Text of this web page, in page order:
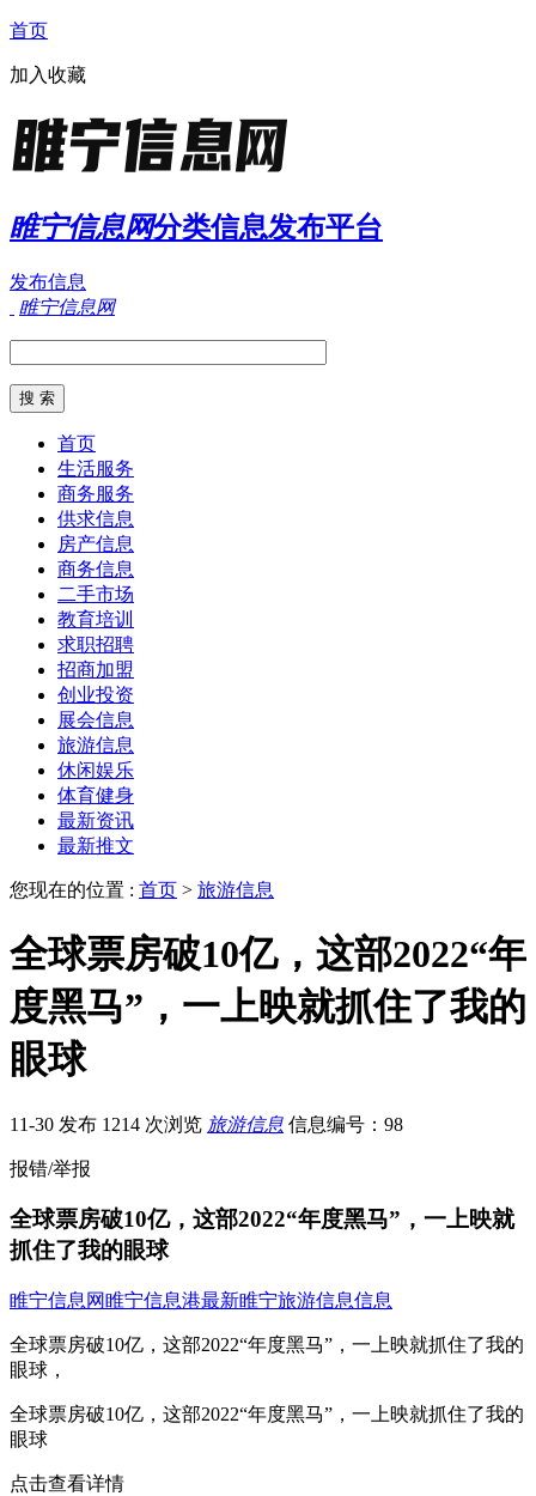
首页
加入收藏
睢宁信息网分类信息发布平台
发布信息
睢宁信息网
首页
生活服务
商务服务
供求信息
房产信息
商务信息
二手市场
教育培训
求职招聘
招商加盟
创业投资
展会信息
旅游信息
休闲娱乐
体育健身
最新资讯
最新推文
您现在的位置 : 首页 > 旅游信息
全球票房破10亿，这部2022“年
度黑马”，一上映就抓住了我的
眼球
11-30 发布 1214 次浏览 旅游信息 信息编号：98
报错/举报
全球票房破10亿，这部2022“年度黑马”，一上映就
抓住了我的眼球
睢宁信息网睢宁信息港最新睢宁旅游信息信息
全球票房破10亿，这部2022“年度黑马”，一上映就抓住了我的
眼球，
全球票房破10亿，这部2022“年度黑马”，一上映就抓住了我的
眼球
点击查看详情